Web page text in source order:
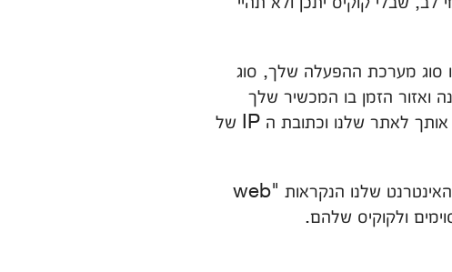
סוג מערכת ההפעלה שלך, סוג
הזמן בו המכשיר שלך
ממוקם. רישומי שרת האינטרנט יכולים לשמור מידע כמו כתובת של דף האינטרנט שקישר אותך לאתר שלנו וכתובת ה IP של
5.3. כדי לשלוט בשרתי האינטרנט שאוספים את המידע, אנו עשויים למקם תוויות על דפי האינטרנט שלנו הנקראות "web